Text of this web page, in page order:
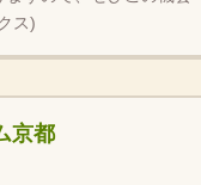
ス)
京都